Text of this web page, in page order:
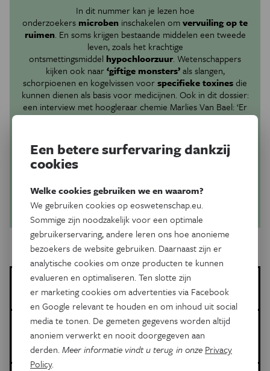
In dit nummer kan je lezen hoe
onderzoekers microben inschakelen omvervuiling op te
ruimen. En soms krijgen bestaande middelen een tweede
leven, zoals het krachtige
ontsmettingsmiddel hypochloorzuur. Wetenschappers
kijken ook naar‘giftige monsters’als slangen,
schorpioenen en kogelvissen voorspecifieke toxinesdie
kunnen dienen als basis voor medicijnen. Ook in dit dossier:
een interview met hoogleraar chemie Marlies Van Bael: ‘Er
liggen nog zo veel schatten verborgen in de tabel van
Vaginisme: als intimiteit vastloopt
Hoe verliep de kosmische dageraad?
Koop nummer
Deni Ellis Béchard
Meer artikels van deze auteur
Meer over de volgende onderwerpen:
Een betere surfervaring dankzij
cookies
Welke cookies gebruiken we en waarom?
We gebruiken cookies op eoswetenschap.eu.
Sommige zijn noodzakelijk voor een optimale
gebruikerservaring, andere leren ons hoe anonieme
bezoekers de website gebruiken. Daarnaast zijn er
analytische cookies om onze producten te kunnen
evalueren en optimaliseren. Ten slotte zijn
er marketing cookies om advertenties via Facebook
en Google relevant te houden en om inhoud uit social
media te tonen. De gemeten gegevens worden altijd
anoniem verwerkt en nooit doorgegeven aan
derden.Meer informatie vindt u terug in onze Privacy
Policy.